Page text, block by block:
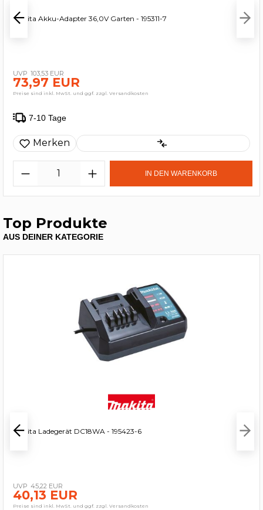
Makita Akku-Adapter 36,0V Garten - 195311-7
103,53 EUR
73,97 EUR
Preise sind inkl. MwSt. und ggf. zzgl. Versandkosten
7-10 Tage
Merken
IN DEN WARENKORB
Top Produkte
AUS DEINER KATEGORIE
Makita Ladegerät DC18WA - 195423-6
45,22 EUR
40,13 EUR
Preise sind inkl. MwSt. und ggf. zzgl. Versandkosten